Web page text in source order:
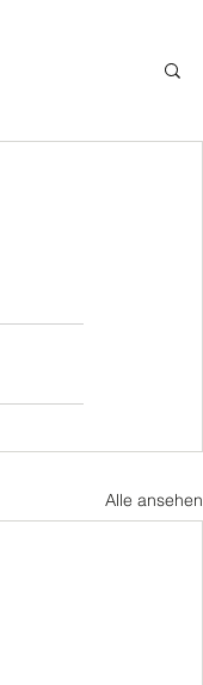
Alle ansehen